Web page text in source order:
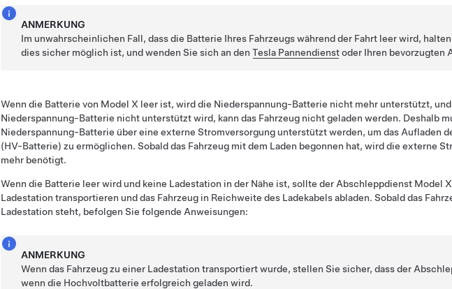
ANMERKUNG
Im unwahrscheinlichen Fall, dass die Batterie Ihres Fahrzeugs während der Fahrt leer wird,
dies sicher möglich ist, und wenden Sie sich an denTesla Pannendienstoder Ihren bevorzugten
Wenn die Batterie von Model X leer ist, wird die Niederspannung-Batterie nicht mehr unterstützt,
Niederspannung-Batterie nicht unterstützt wird, kann das Fahrzeug nicht geladen werden. Deshalb
Niederspannung-Batterie über eine externe Stromversorgung unterstützt werden, um das Aufladen
(HV-Batterie) zu ermöglichen. Sobald das Fahrzeug mit dem Laden begonnen hat, wird die externe
mehr benötigt.
Wenn die Batterie leer wird und keine Ladestation in der Nähe ist, sollte der Abschleppdienst Model X
Ladestation transportieren und das Fahrzeug in Reichweite des Ladekabels abladen. Sobald das
Ladestation steht, befolgen Sie folgende Anweisungen:
ANMERKUNG
Wenn das Fahrzeug zu einer Ladestation transportiert wurde, stellen Sie sicher, dass der
wenn die Hochvoltbatterie erfolgreich geladen wird.